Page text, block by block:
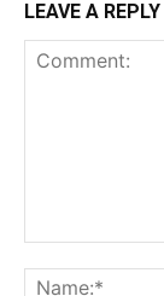
LEAVE A REPLY